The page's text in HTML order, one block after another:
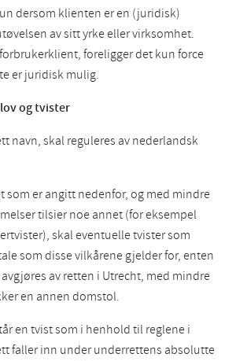
dersom klienten er en (juridisk)
av sitt yrke eller virksomhet.
foreligger det kun force
er juridisk mulig.
og tvister
navn, skal reguleres av nederlandsk
som er angitt nedenfor, og med mindre
tilsier noe annet (for eksempel
skal eventuelle tvister som
som disse vilkårene gjelder for, enten
av retten i Utrecht, med mindre
en annen domstol.
en tvist som i henhold til reglene i
faller inn under underrettens absolutte